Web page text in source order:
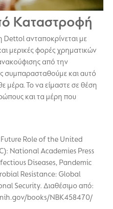
Καταστροφή
ανταποκρίνεται με
μερικές φορές χρηματικών
από την
συμπαρασταθούμε και αυτό
μέρα. Το να είμαστε σε θέση
και τα μέρη που
Role of the United
National Academies Press
Diseases, Pandemic
Resistance: Global
Security. Διαθέσιμο από:
books/NBK458470/